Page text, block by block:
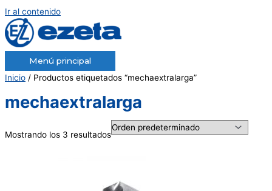
Ir al contenido
Menú principal
Inicio / Productos etiquetados “mechaextralarga”
mechaextralarga
Mostrando los 3 resultados